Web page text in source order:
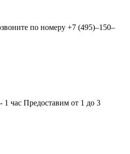
по номеру +7 (495)–150–
1 час Предоставим от 1 до 3